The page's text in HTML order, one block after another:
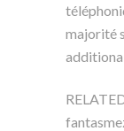
majorité